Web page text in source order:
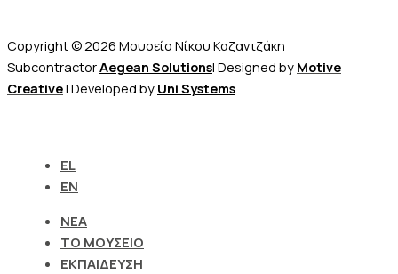
Copyright © 2026 Μουσείο Νίκου Καζαντζάκη
SubcontractorAegean Solutions| Designed by Motive
Creative| Developed by Uni Systems
EL
EN
ΝΕΑ
ΤΟ ΜΟΥΣΕΙΟ
ΕΚΠΑΙΔΕΥΣΗ